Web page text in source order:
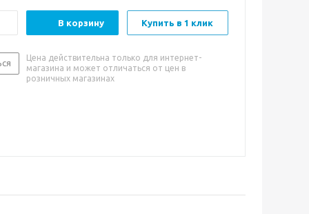
В корзину Купить в 1 клик
Цена действительна только для интернет-
магазина и может отличаться от цен в
розничных магазинах